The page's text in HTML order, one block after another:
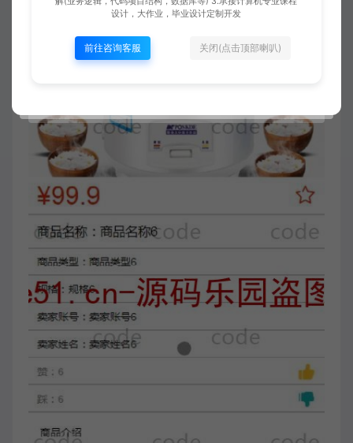
设计，大作业，毕业设计定制开发
前往咨询客服 关闭(点击顶部喇叭)